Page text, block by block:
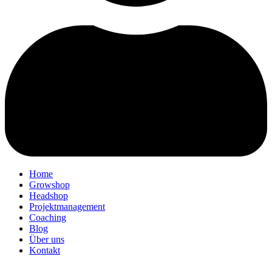
Home
Growshop
Headshop
Projektmanagement
Coaching
Blog
Über uns
Kontakt